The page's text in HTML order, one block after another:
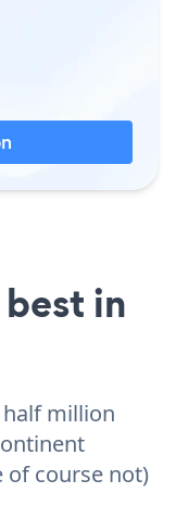
in
half million
of course not)